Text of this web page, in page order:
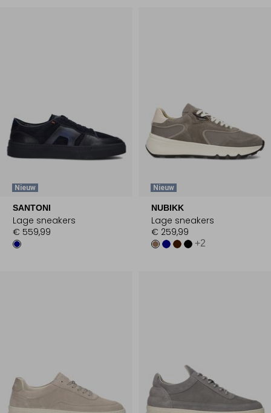
Nieuw
SANTONI
Lage sneakers
€ 559,99
Nieuw
NUBIKK
Lage sneakers
€ 259,99
+2